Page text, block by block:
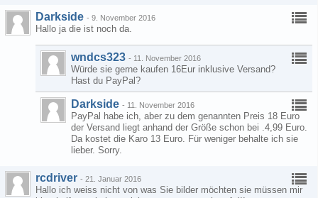
Darkside - 9. November 2016
Hallo ja die ist noch da.
wndcs323 - 11. November 2016
Würde sie gerne kaufen 16Eur inklusive Versand?
Hast du PayPal?
Darkside - 11. November 2016
PayPal habe ich, aber zu dem genannten Preis 18 Euro
der Versand liegt anhand der Größe schon bei .4,99 Euro.
Da kostet die Karo 13 Euro. Für weniger behalte ich sie
lieber. Sorry.
rcdriver - 21. Januar 2016
Hallo ich weiss nicht von was Sie bilder möchten sie müssen mir